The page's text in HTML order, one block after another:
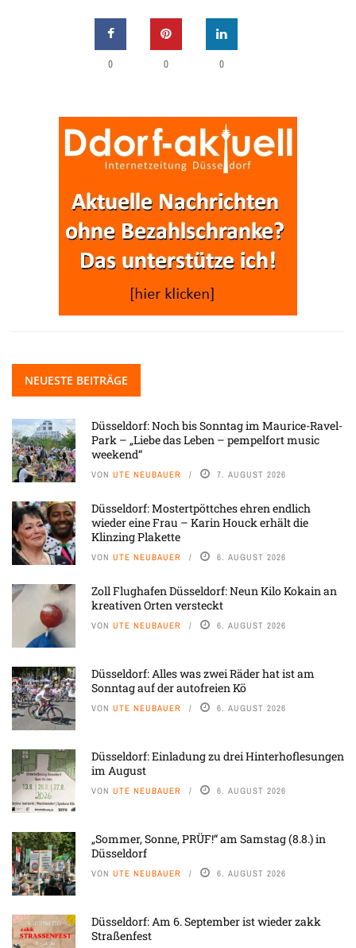
0 0 0
NEUESTE BEITRÄGE
Düsseldorf: Noch bis Sonntag im Maurice-Ravel-
Park – „Liebe das Leben – pempelfort music
weekend“
VON UTE NEUBAUER 7. AUGUST 2026
Düsseldorf: Mostertpöttches ehren endlich
wieder eine Frau – Karin Houck erhält die
Klinzing Plakette
VON UTE NEUBAUER 6. AUGUST 2026
Zoll Flughafen Düsseldorf: Neun Kilo Kokain an
kreativen Orten versteckt
VON UTE NEUBAUER 6. AUGUST 2026
Düsseldorf: Alles was zwei Räder hat ist am
Sonntag auf der autofreien Kö
VON UTE NEUBAUER 6. AUGUST 2026
Düsseldorf: Einladung zu drei Hinterhoflesungen
im August
VON UTE NEUBAUER 6. AUGUST 2026
„Sommer, Sonne, PRÜF!“ am Samstag (8.8.) in
Düsseldorf
VON UTE NEUBAUER 6. AUGUST 2026
Düsseldorf: Am 6. September ist wieder zakk
Straßenfest